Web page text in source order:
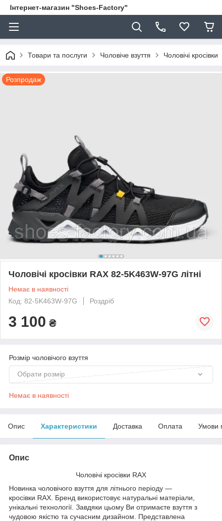
Інтернет-магазин "Shoes-Factory"
Товари та послуги Чоловіче взуття Чоловічі кросівки
Розпродаж
Чоловічі кросівки RAX 82-5K463W-97G літні
Немає в наявності
Код: 82-5K463W-97G
Роздріб
3 100 ₴
Розмір чоловічого взуття
Обрати розмір
Немає в наявності
Опис Характеристики Доставка Оплата Умови
Опис
Чоловічі кросівки RAX
Новинка чоловічого взуття для літнього періоду —
кросівки RAX. Бренд використовує натуральні матеріали,
унікальні технології. Завдяки цьому Ви отримаєте взуття з
чудовою якістю та сучасним дизайном. Представлена